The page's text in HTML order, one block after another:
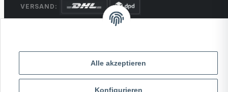
Alle akzeptieren
Konfigurieren
VERSAND:
Überweisung
* Alle Preise inkl. gesetzlicher USt., zzgl.Versand